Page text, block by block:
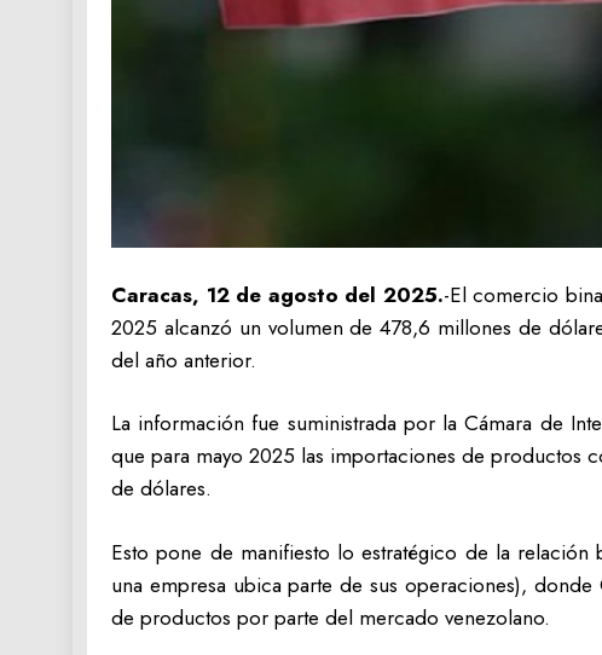
Caracas, 12 de agosto del 2025.-El comercio
2025 alcanzó un volumen de 478,6 millones de
del año anterior.
La información fue suministrada por la Cámara de
que para mayo 2025 las importaciones de productos
de dólares.
Esto pone de manifiesto lo estratégico de la
una empresa ubica parte de sus operaciones),
de productos por parte del mercado venezolano.